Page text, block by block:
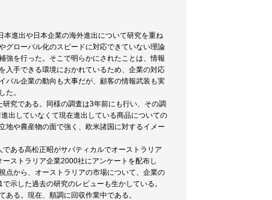
進出や日本企業の海外進出について研究を重ね
グローバル化のスピードに対応できていない理論
強を行った。そこで明らかにされたことは、情報
入手できる環境におかれているため、企業の対応
バル企業の動向も大事だが、顧客の情報武装も実
た。
究である。同様の調査は3年前にも行い、その調
出していなくて現在進出している商品についての
地や農産物の面で強く、欧米諸国に対するイメー
ある高松正昭がサバティカルでオーストラリア
ストラリア企業2000社にアンケートを配布し
点から、オーストラリアの市場について、企業の
示した過去の研究のレビューも生かしている。
る。現在、順調に回収作業中である。